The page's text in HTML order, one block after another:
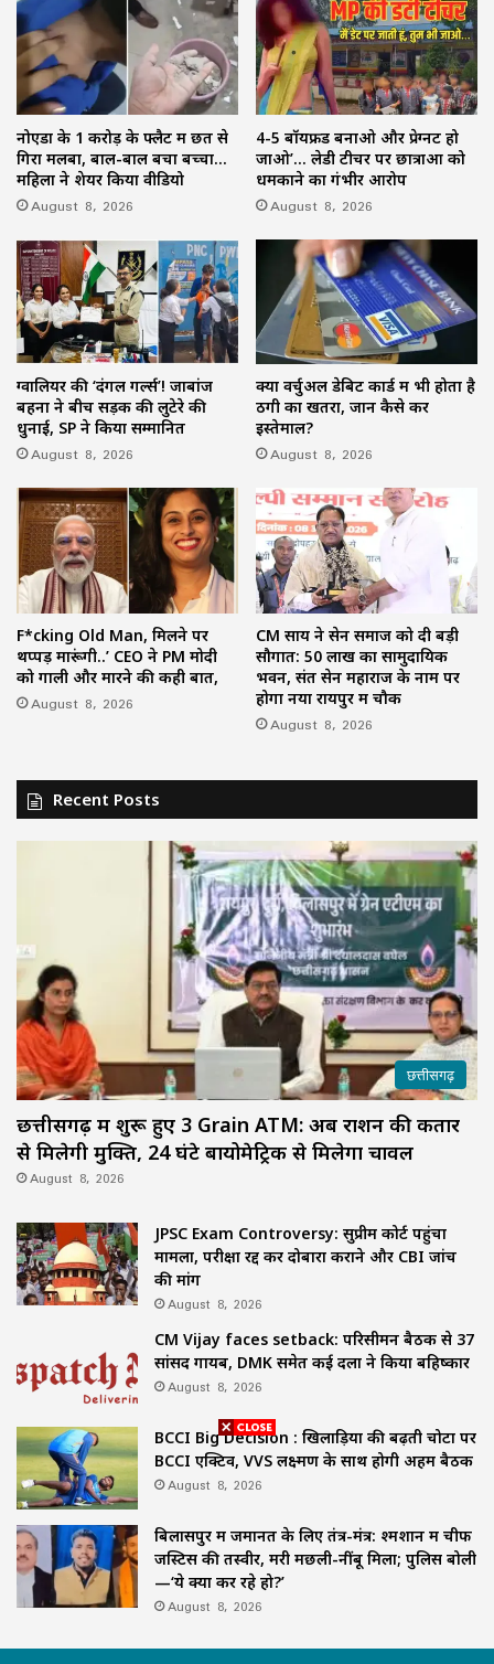
नोएडा के 1 करोड़ के फ्लैट में छत से
गिरा मलबा, बाल-बाल बचा बच्चा…
महिला ने शेयर किया वीडियो
August 8, 2026
4-5 बॉयफ्रेंड बनाओ और प्रेग्नेंट हो
जाओ’… लेडी टीचर पर छात्राओं को
धमकाने का गंभीर आरोप
August 8, 2026
ग्वालियर की ‘दंगल गर्ल्स’! जाबांज
बहनों ने बीच सड़क की लुटेरे की
धुनाई, SP ने किया सम्मानित
August 8, 2026
क्या वर्चुअल डेबिट कार्ड में भी होता है
ठगी का खतरा, जानें कैसे करें
इस्तेमाल?
August 8, 2026
F*cking Old Man, मिलने पर
थप्पड़ मारूंगी..’ CEO ने PM मोदी
को गाली और मारने की कही बात,
August 8, 2026
CM साय ने सेन समाज को दी बड़ी
सौगात: 50 लाख का सामुदायिक
भवन, संत सेन महाराज के नाम पर
होगा नया रायपुर में चौक
August 8, 2026
Recent Posts
छत्तीसगढ़
छत्तीसगढ़ में शुरू हुए 3 Grain ATM: अब राशन की कतार
से मिलेगी मुक्ति, 24 घंटे बायोमेट्रिक से मिलेगा चावल
August 8, 2026
JPSC Exam Controversy: सुप्रीम कोर्ट पहुंचा
मामला, परीक्षा रद्द कर दोबारा कराने और CBI जांच
की मांग
August 8, 2026
CM Vijay faces setback: परिसीमन बैठक से 37
सांसद गायब, DMK समेत कई दलों ने किया बहिष्कार
August 8, 2026
BCCI Big Decision : खिलाड़ियों की बढ़ती चोटों पर
BCCI एक्टिव, VVS लक्ष्मण के साथ होगी अहम बैठक
August 8, 2026
बिलासपुर में जमानत के लिए तंत्र-मंत्र: श्मशान में चीफ
जस्टिस की तस्वीर, मरी मछली-नींबू मिला; पुलिस बोली
—‘ये क्या कर रहे हो?’
August 8, 2026